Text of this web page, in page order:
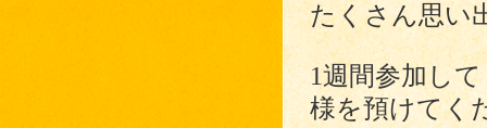
たくさん思い
1週間参加し
様を預けてく